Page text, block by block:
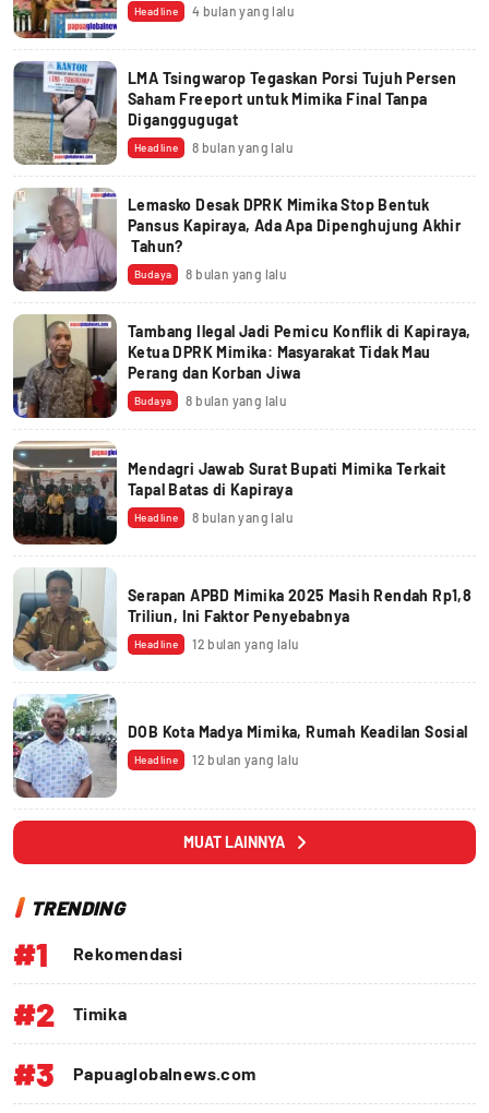
Headline 4 bulan yang lalu
LMA Tsingwarop Tegaskan Porsi Tujuh Persen
Saham Freeport untuk Mimika Final Tanpa
Diganggugugat
Headline 8 bulan yang lalu
Lemasko Desak DPRK Mimika Stop Bentuk
Pansus Kapiraya, Ada Apa Dipenghujung Akhir
Tahun?
Budaya 8 bulan yang lalu
Tambang Ilegal Jadi Pemicu Konflik di Kapiraya,
Ketua DPRK Mimika: Masyarakat Tidak Mau
Perang dan Korban Jiwa
Budaya 8 bulan yang lalu
Mendagri Jawab Surat Bupati Mimika Terkait
Tapal Batas di Kapiraya
Headline 8 bulan yang lalu
Serapan APBD Mimika 2025 Masih Rendah Rp1,8
Triliun, Ini Faktor Penyebabnya
Headline 12 bulan yang lalu
DOB Kota Madya Mimika, Rumah Keadilan Sosial
Headline 12 bulan yang lalu
MUAT LAINNYA
TRENDING
#1 Rekomendasi
#2 Timika
#3 Papuaglobalnews.com